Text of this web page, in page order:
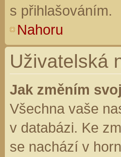
s přihlašováním.
Nahoru
Uživatelská
Jak změním
Všechna vaše
v databázi. Ke
se nachází v